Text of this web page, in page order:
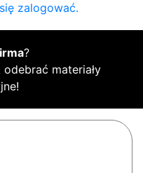
zalogować.
?
materiały